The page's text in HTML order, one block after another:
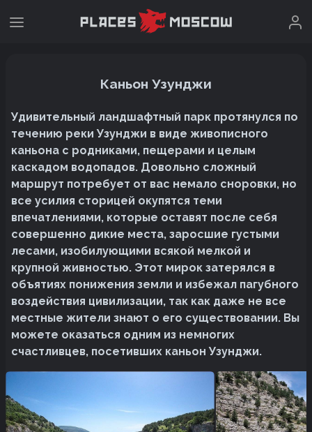
Каньон Узунджи
Удивительный ландшафтный парк протянулся по
течению реки Узунджи в виде живописного
каньона с родниками, пещерами и целым
каскадом водопадов. Довольно сложный
маршрут потребует от вас немало сноровки, но
все усилия сторицей окупятся теми
впечатлениями, которые оставят после себя
совершенно дикие места, заросшие густыми
лесами, изобилующими всякой мелкой и
крупной живностью. Этот мирок затерялся в
объятиях понижения земли и избежал пагубного
воздействия цивилизации, так как даже не все
местные жители знают о его существовании. Вы
можете оказаться одним из немногих
счастливцев, посетивших каньон Узунджи.